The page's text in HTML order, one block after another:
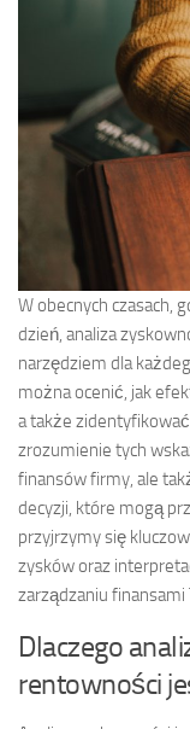
W obecnych czasach,
dzień, analiza
narzędziem dla
można ocenić, jak
a także
zrozumienie tych
finansów firmy, ale
decyzji, które mogą
przyjrzymy się
zysków oraz
zarządzaniu
Dlaczego
rentowności